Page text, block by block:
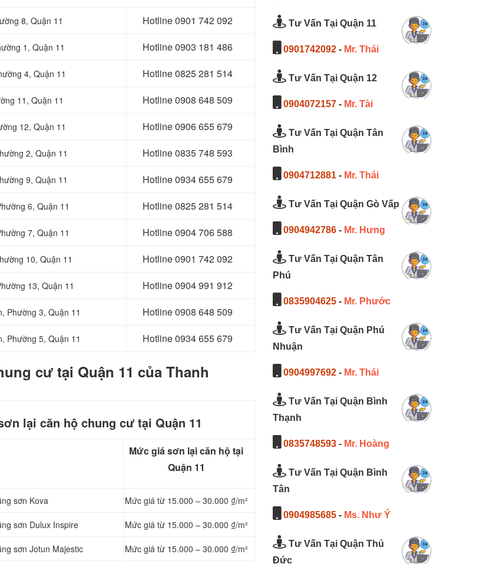
8, Quận 11 Hotline 0901 742 092
1, Quận 11 Hotline 0903 181 486
4, Quận 11 Hotline 0825 281 514
11, Quận 11 Hotline 0908 648 509
12, Quận 11 Hotline 0906 655 679
2, Quận 11 Hotline 0835 748 593
9, Quận 11 Hotline 0934 655 679
6, Quận 11 Hotline 0825 281 514
7, Quận 11 Hotline 0904 706 588
10, Quận 11 Hotline 0901 742 092
13, Quận 11 Hotline 0904 991 912
Phường 3, Quận 11 Hotline 0908 648 509
Phường 5, Quận 11 Hotline 0934 655 679
cư tại Quận 11 của Thanh
lại căn hộ chung cư tại Quận 11
Mức giá sơn lại căn hộ tại
Quận 11
sơn Kova Mức giá từ 15.000 – 30.000 ₫/m²
sơn Dulux Inspire Mức giá từ 15.000 – 30.000 ₫/m²
sơn Jotun Majestic Mức giá từ 15.000 – 30.000 ₫/m²
Tư Vấn Tại Quận 11
0901742092 - Mr. Thái
Tư Vấn Tại Quận 12
0904072157 - Mr. Tài
Tư Vấn Tại Quận Tân
Bình
0904712881 - Mr. Thái
Tư Vấn Tại Quận Gò Vấp
0904942786 - Mr. Hưng
Tư Vấn Tại Quận Tân
Phú
0835904625 - Mr. Phước
Tư Vấn Tại Quận Phú
Nhuận
0904997692 - Mr. Thái
Tư Vấn Tại Quận Bình
Thạnh
0835748593 - Mr. Hoàng
Tư Vấn Tại Quận Bình
Tân
0904985685 - Ms. Như Ý
Tư Vấn Tại Quận Thủ
Đức